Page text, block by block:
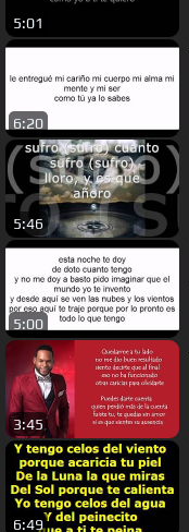
5:01
6:20
5:46
5:00
3:45
6:49